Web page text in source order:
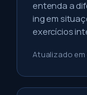
entenda a
ing em
exercícios
Atualizado em